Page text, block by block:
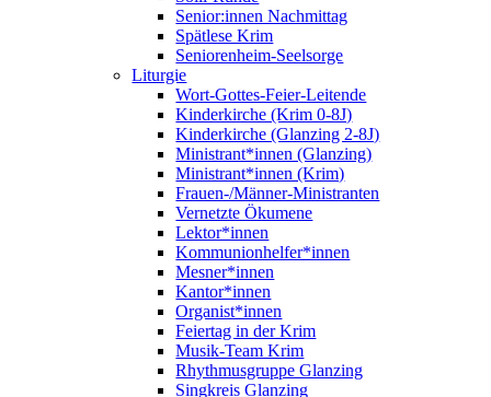
Senior:innen Nachmittag
Spätlese Krim
Seniorenheim-Seelsorge
Liturgie
Wort-Gottes-Feier-Leitende
Kinderkirche (Krim 0-8J)
Kinderkirche (Glanzing 2-8J)
Ministrant*innen (Glanzing)
Ministrant*innen (Krim)
Frauen-/Männer-Ministranten
Vernetzte Ökumene
Lektor*innen
Kommunionhelfer*innen
Mesner*innen
Kantor*innen
Organist*innen
Feiertag in der Krim
Musik-Team Krim
Rhythmusgruppe Glanzing
Singkreis Glanzing